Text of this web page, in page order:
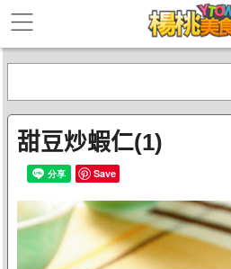
甜豆炒蝦仁(1)
Save